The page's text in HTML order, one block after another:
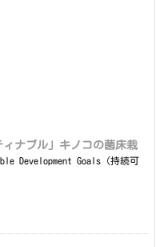
ィナブル」キノコの菌床栽
Development Goals（持続可